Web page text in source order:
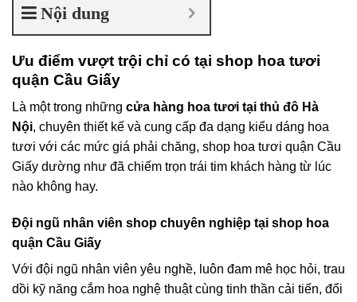
Nội dung
Ưu điểm vượt trội chỉ có tại shop hoa tươi
quận Cầu Giấy
Là một trong những cửa hàng hoa tươi tại thủ đô Hà
Nội, chuyên thiết kế và cung cấp đa dạng kiểu dáng hoa
tươi với các mức giá phải chăng, shop hoa tươi quận Cầu
Giấy dường như đã chiếm trọn trái tim khách hàng từ lúc
nào không hay.
Đội ngũ nhân viên shop chuyên nghiệp tại shop hoa
quận Cầu Giấy
Với đội ngũ nhân viên yêu nghề, luôn đam mê học hỏi, trau
dồi kỹ năng cắm hoa nghệ thuật cùng tinh thần cải tiến, đổi